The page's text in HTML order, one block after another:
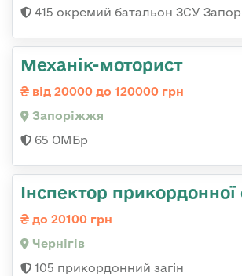
415 окремий батальон ЗСУ
Механік-моторист
від 20000 до 120000 грн
Запоріжжя
65 ОМБр
Інспектор
до 20100 грн
Чернігів
105 прикордонний загін